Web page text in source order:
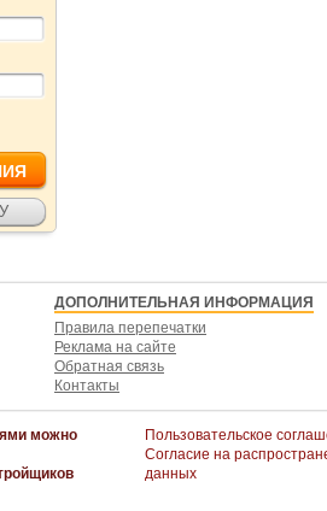
ДОПОЛНИТЕЛЬНАЯ ИНФОРМАЦИЯ
Правила перепечатки
Реклама на сайте
Обратная связь
Контакты
можно
Пользовательское
Согласие на
данных